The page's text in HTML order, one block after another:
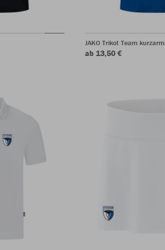
JAKO Trikot Team kurzarm
ab 13,50 €